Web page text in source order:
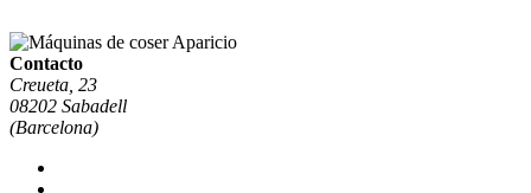
Contacto
Creueta, 23
08202 Sabadell
(Barcelona)